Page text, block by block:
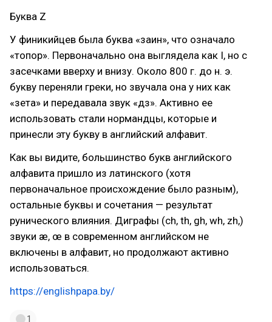
Буква Z
У финикийцев была буква «заин», что означало
«топор». Первоначально она выглядела как I, но с
засечками вверху и внизу. Около 800 г. до н. э.
букву переняли греки, но звучала она у них как
«зета» и передавала звук «дз». Активно ее
использовать стали нормандцы, которые и
принесли эту букву в английский алфавит.
Как вы видите, большинство букв английского
алфавита пришло из латинского (хотя
первоначальное происхождение было разным),
остальные буквы и сочетания — результат
рунического влияния. Диграфы (ch, th, gh, wh, zh,)
звуки æ, œ в современном английском не
включены в алфавит, но продолжают активно
использоваться.
https://englishpapa.by/
1